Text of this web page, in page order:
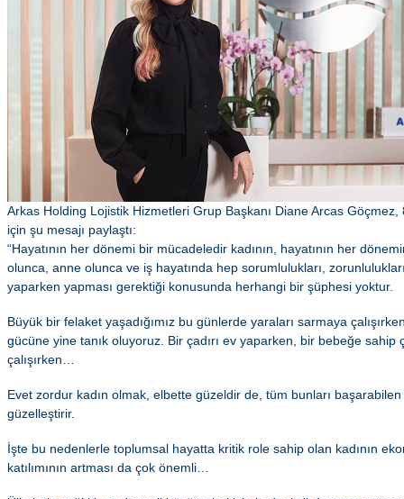
Arkas Holding Lojistik Hizmetleri Grup Başkanı Diane Arcas
için şu mesajı paylaştı:
“Hayatının her dönemi bir mücadeledir kadının, hayatının her
olunca, anne olunca ve iş hayatında hep sorumlulukları,
yaparken yapması gerektiği konusunda herhangi bir şüphesi yoktur.
Büyük bir felaket yaşadığımız bu günlerde yaraları sarmaya
gücüne yine tanık oluyoruz. Bir çadırı ev yaparken, bir bebeğe sahip
çalışırken…
Evet zordur kadın olmak, elbette güzeldir de, tüm bunları başarabilen
güzelleştirir.
İşte bu nedenlerle toplumsal hayatta kritik role sahip olan kadının
katılımının artması da çok önemli…